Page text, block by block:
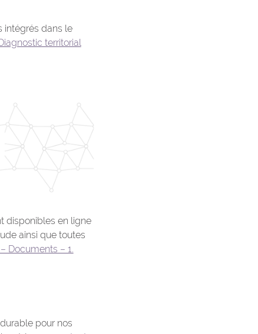
intégrés dans le
territorial
disponibles en ligne
ainsi que toutes
Documents – 1.
pour nos